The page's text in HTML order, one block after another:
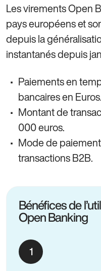
Les virements Open
pays européens et
depuis la
instantanés depuis
Paiements en
bancaires en Euros.
Montant de
000 euros.
Mode de
transactions B2B.
Bénéfices de
Open Banking